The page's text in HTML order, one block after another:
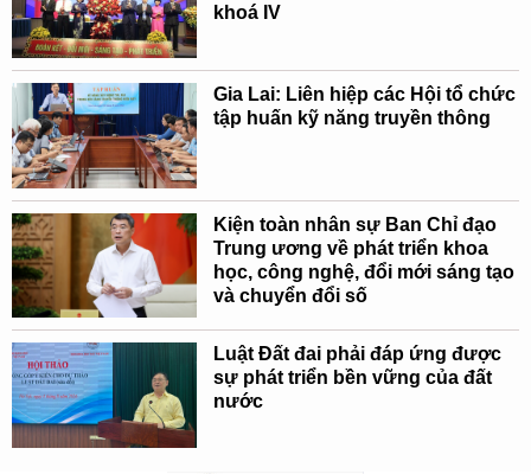
khoá IV
Gia Lai: Liên hiệp các Hội tổ chức
tập huấn kỹ năng truyền thông
Kiện toàn nhân sự Ban Chỉ đạo
Trung ương về phát triển khoa
học, công nghệ, đổi mới sáng tạo
và chuyển đổi số
Luật Đất đai phải đáp ứng được
sự phát triển bền vững của đất
nước